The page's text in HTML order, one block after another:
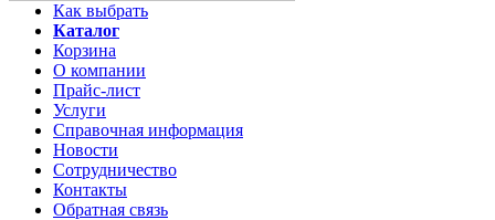
Как выбрать
Каталог
Корзина
О компании
Прайс-лист
Услуги
Справочная информация
Новости
Сотрудничество
Контакты
Обратная связь